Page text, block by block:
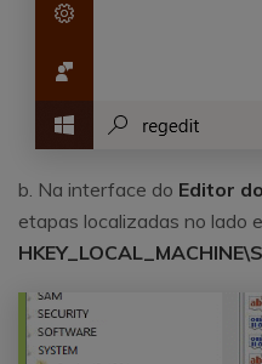
b. Na interface do Editor
etapas localizadas no lado